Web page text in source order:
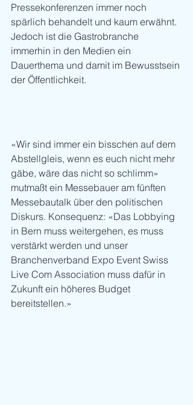
Pressekonferenzen immer noch
spärlich behandelt und kaum erwähnt.
Jedoch ist die Gastrobranche
immerhin in den Medien ein
Dauerthema und damit im Bewusstsein
der Öffentlichkeit.
«Wir sind immer ein bisschen auf dem
Abstellgleis, wenn es euch nicht mehr
gäbe, wäre das nicht so schlimm»
mutmaßt ein Messebauer am fünften
Messebautalk über den politischen
Diskurs. Konsequenz: «Das Lobbying
in Bern muss weitergehen, es muss
verstärkt werden und unser
Branchenverband Expo Event Swiss
Live Com Association muss dafür in
Zukunft ein höheres Budget
bereitstellen.»